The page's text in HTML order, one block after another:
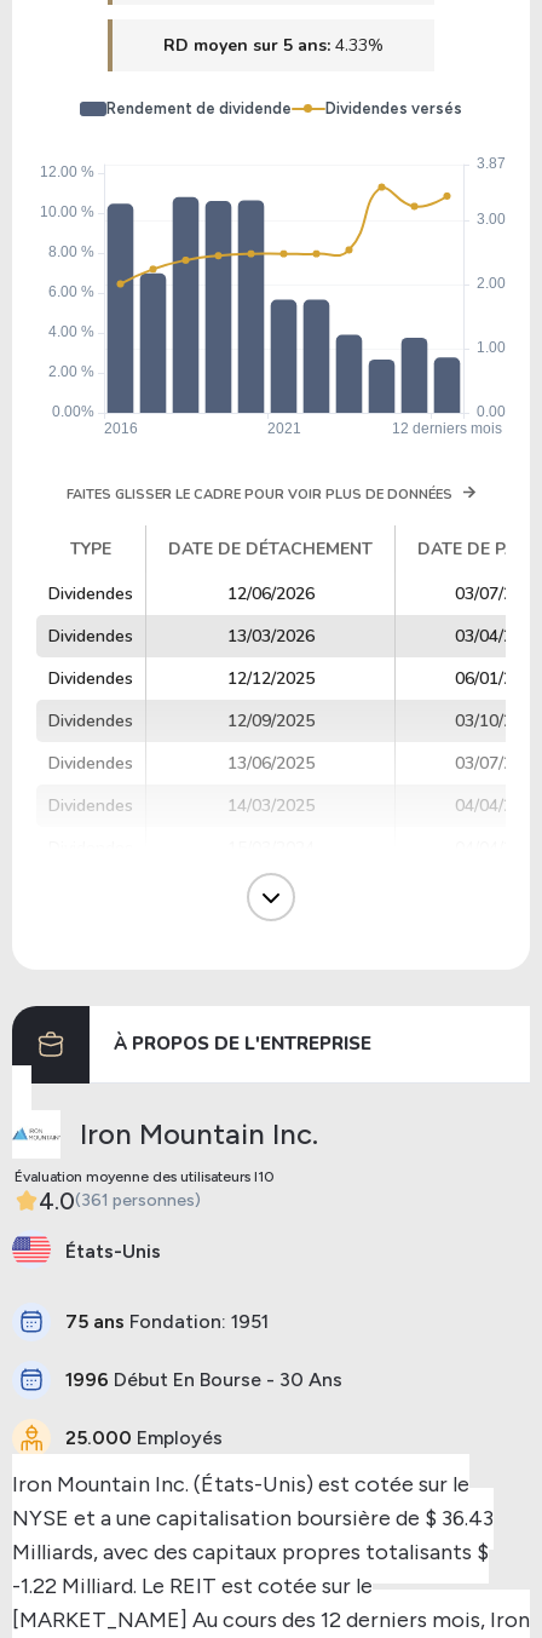
RD moyen sur 5 ans: 4.33%
Rendement de dividende Dividendes versés
FAITES GLISSER LE CADRE POUR VOIR PLUS DE DONNÉES
TYPE DATE DE DÉTACHEMENT
DATE DE
TYPE
DATE DE DÉTACHEMENT DATE DE
Dividendes 12/06/2026
03/07/2026
Dividendes
13/03/2026
03/04/2026
Dividendes
12/12/2025
06/01/2026
Dividendes
12/09/2025
03/10/2025
Dividendes
13/06/2025
03/07/2025
Dividendes
14/03/2025
04/04/2025
13/12/2024
À PROPOS DE L'ENTREPRISE
Iron Mountain Inc.
Évaluation moyenne des utilisateurs I10
4.0(361 personnes)
États-Unis
75 ans Fondation: 1951
1996 Début En Bourse - 30 Ans
25.000 Employés
Iron Mountain Inc. (États-Unis) est cotée sur le
NYSE et a une capitalisation boursière de $ 36.43
Milliards, avec des capitaux propres totalisants $
-1.22 Milliard. Le REIT est cotée sur le
[MARKET_NAME] Au cours des 12 derniers mois, Iron